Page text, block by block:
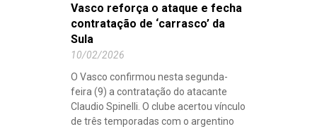
Vasco reforça o ataque e fecha
contratação de ‘carrasco’ da
Sula
10/02/2026
O Vasco confirmou nesta segunda-
feira (9) a contratação do atacante
Claudio Spinelli. O clube acertou vínculo
de três temporadas com o argentino